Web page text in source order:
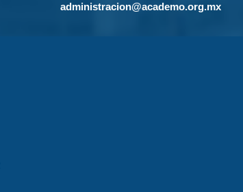
administracion@academo.org.mx